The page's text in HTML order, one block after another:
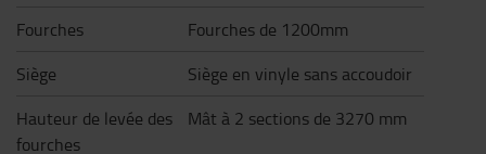
Fourches
Fourches de 1200mm
Siège
Siège en vinyle sans accoudoir
Hauteur de levée des
fourches
Mât à 2 sections de 3270 mm